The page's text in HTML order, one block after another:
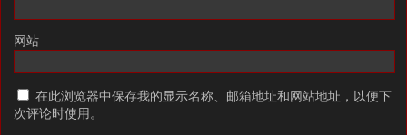
网站
在此浏览器中保存我的显示名称、邮箱地址和网站地址，以便下
次评论时使用。